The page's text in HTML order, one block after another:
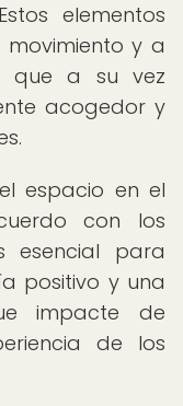
elementos
y a
que a su vez
acogedor y
espacio en el
con los
esencial para
positivo y una
impacte de
de los